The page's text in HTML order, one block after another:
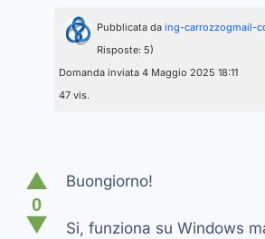
Pubblicata da ing-carrozzogmail-
Risposte: 5)
Domanda inviata 4 Maggio 2025 18:11
47 vis.
▲
0
▼
Buongiorno!
Si, funziona su Windows